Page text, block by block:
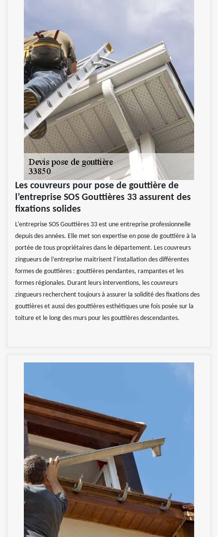
Les couvreurs pour pose de gouttière de
l’entreprise SOS Gouttières 33 assurent des
fixations solides
L’entreprise SOS Gouttières 33 est une entreprise professionnelle
depuis des années. Elle met son expertise en pose de gouttière à la
portée de tous propriétaires dans le département. Les couvreurs
zingueurs de l’entreprise maitrisent l’installation des différentes
formes de gouttières : gouttières pendantes, rampantes et les
formes régionales. Durant leurs interventions, les couvreurs
zingueurs recherchent toujours à assurer la solidité des fixations des
gouttières et aussi des gouttières esthétiques une fois posée sur la
toiture et le long des murs pour les gouttières descendantes.